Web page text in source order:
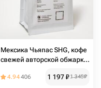
Мексика Чьяпас SHG, кофе
свежей авторской обжарки
запросу), 100% арабика,
4.94406 1 197₽1 345₽